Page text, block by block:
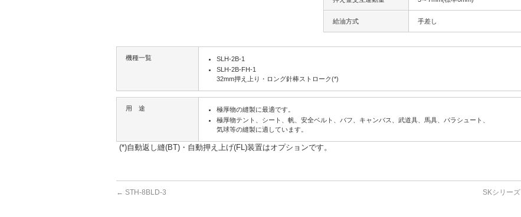
給油方式 手差し
機種一覧
SLH-2B-1
SLH-2B-FH-1
32mm押え上り・ロング針棒ストローク(*)
用 途
極厚物の縫製に最適です。
極厚物テント、シート、帆、安全ベルト、バフ、キャンバス、武道具、馬具、パラシュート、
気球等の縫製に適しています。
(*)自動返し縫(BT)・自動押え上げ(FL)装置はオプションです。
← STH-8BLD-3 SKシリーズ